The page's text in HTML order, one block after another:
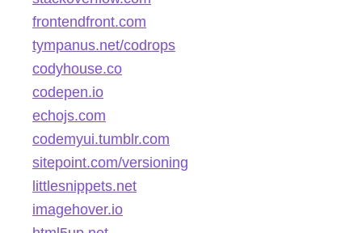
frontendfront.com
tympanus.net/codrops
codyhouse.co
codepen.io
echojs.com
codemyui.tumblr.com
sitepoint.com/versioning
littlesnippets.net
imagehover.io